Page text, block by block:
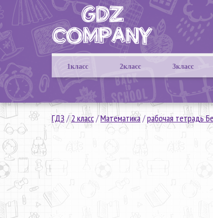
1класс 2класс 3класс
ГДЗ /2 класс/Математика/рабочая тетрадь